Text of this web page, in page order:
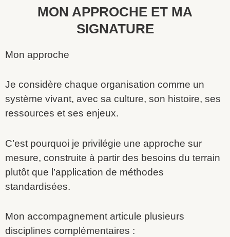
MON APPROCHE ET MA
SIGNATURE
Mon approche
Je considère chaque organisation comme un
système vivant, avec sa culture, son histoire, ses
ressources et ses enjeux.
C’est pourquoi je privilégie une approche sur
mesure, construite à partir des besoins du terrain
plutôt que l’application de méthodes
standardisées.
Mon accompagnement articule plusieurs
disciplines complémentaires :